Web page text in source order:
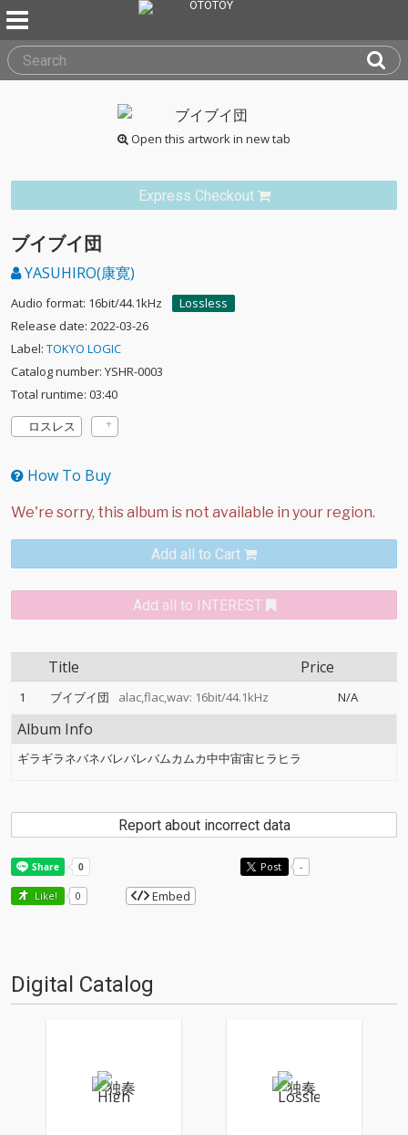
Open this artwork in new tab
Express Checkout
ブイブイ団
YASUHIRO(康寛)
Audio format: 16bit/44.1kHz
Lossless
Release date: 2022-03-26
Label: TOKYO LOGIC
Catalog number: YSHR-0003
Total runtime: 03:40
ロスレス
How To Buy
Add all to Cart
Add all to INTEREST
Title Price
1 ブイブイ団 alac,flac,wav: 16bit/44.1kHz N/A
Album Info
ギラギラネバネバレバレバムカムカ中中宙宙ヒラヒラ
Report about incorrect data
Post -
Like! 0 Embed
Digital Catalog